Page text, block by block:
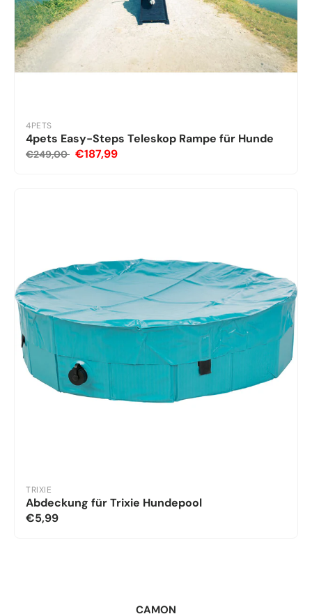
4PETS
4pets Easy-Steps Teleskop Rampe für Hunde
€249,00 €187,99
TRIXIE
Abdeckung für Trixie Hundepool
€5,99
CAMON